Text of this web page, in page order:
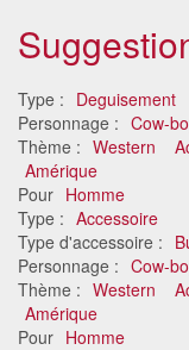
Type : Deguisement
Personnage : Cow-
Thème : Western
Amérique
Pour Homme
Type : Accessoire
Type d'accessoire :
Personnage : Cow-
Thème : Western
Amérique
Pour Homme